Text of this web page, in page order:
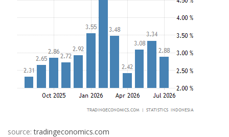
source:tradingeconomics.com